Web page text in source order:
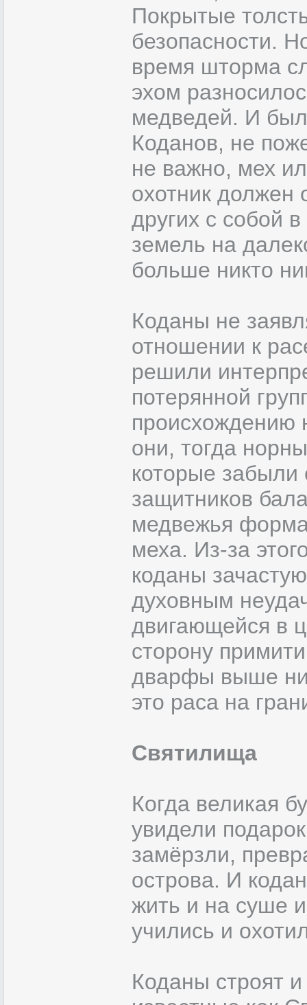
Покрытые
безопасности.
время шторма
эхом
медведей. И был
Коданов, не
не важно, мех
охотник должен
других с собой
земель на
больше никто
Коданы не
отношении к
решили
потерянной
происхождению
они, тогда
которые забыли
защитников
медвежья
меха. Из-за
коданы
духовным
двигающейся в
сторону
дварфы выше
это раса на
Святилища
Когда великая
увидели
замёрзли,
острова. И
жить и на суше
учились и
Коданы строят